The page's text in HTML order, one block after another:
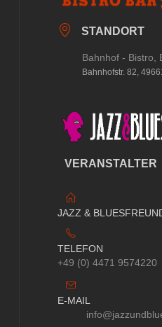
STANDORT
Bahnhof - Bistro,
Bahnhofstr. 82,
VERANSTALTER
JAZZ &
TELEFON
+49 (0) 4471 9574220
E-MAIL